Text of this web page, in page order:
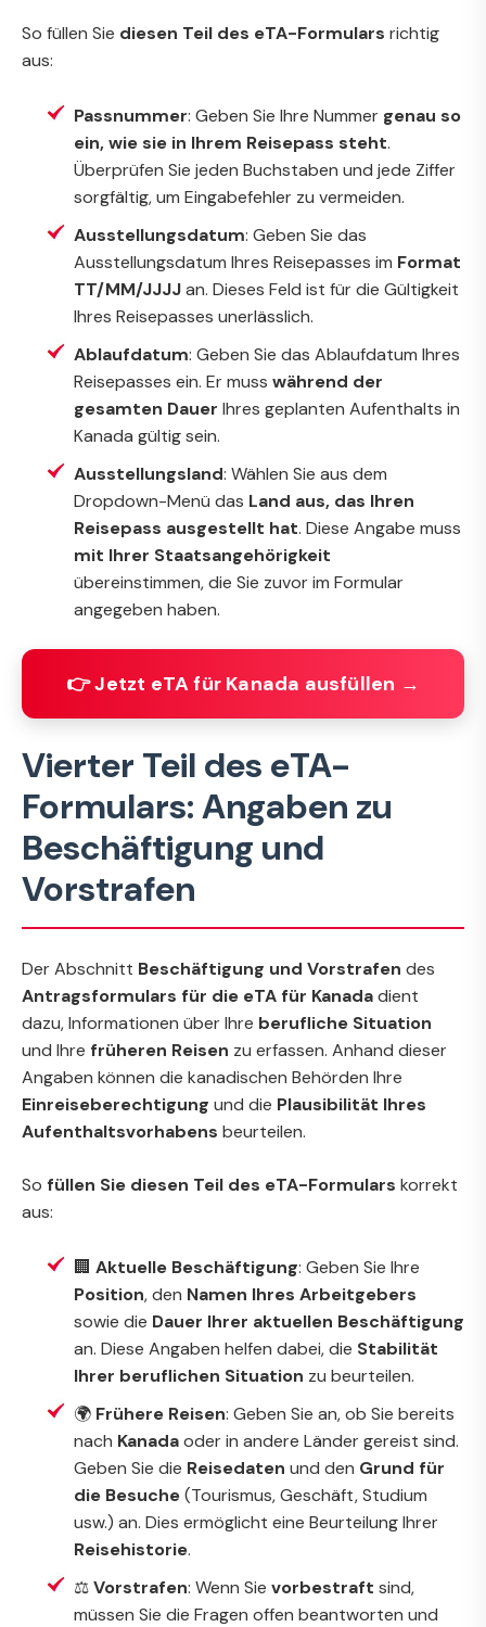
So füllen Sie diesen Teil des eTA-Formulars richtig
aus:
Passnummer: Geben Sie Ihre Nummer genau so
ein, wie sie in Ihrem Reisepass steht.
Überprüfen Sie jeden Buchstaben und jede Ziffer
sorgfältig, um Eingabefehler zu vermeiden.
Ausstellungsdatum: Geben Sie das
Ausstellungsdatum Ihres Reisepasses im Format
TT/MM/JJJJan. Dieses Feld ist für die Gültigkeit
Ihres Reisepasses unerlässlich.
Ablaufdatum: Geben Sie das Ablaufdatum Ihres
Reisepasses ein. Er muss während der
gesamten Dauer Ihres geplanten Aufenthalts in
Kanada gültig sein.
Ausstellungsland: Wählen Sie aus dem
Dropdown-Menü das Land aus, das Ihren
Reisepass ausgestellt hat. Diese Angabe muss
mit Ihrer Staatsangehörigkeit
übereinstimmen, die Sie zuvor im Formular
angegeben haben.
👉 Jetzt eTA für Kanada ausfüllen →
Vierter Teil des eTA-
Formulars: Angaben zu
Beschäftigung und
Vorstrafen
Der Abschnitt Beschäftigung und Vorstrafen des
Antragsformulars für die eTA für Kanadadient
dazu, Informationen über Ihre berufliche Situation
und Ihre früheren Reisen zu erfassen. Anhand dieser
Angaben können die kanadischen Behörden Ihre
Einreiseberechtigung und die Plausibilität Ihres
Aufenthaltsvorhabens beurteilen.
So füllen Sie diesen Teil des eTA-Formulars korrekt
aus:
🏢 Aktuelle Beschäftigung: Geben Sie Ihre
Position, den Namen Ihres Arbeitgebers
sowie die Dauer Ihrer aktuellen Beschäftigung
an. Diese Angaben helfen dabei, die Stabilität
Ihrer beruflichen Situation zu beurteilen.
🌍 Frühere Reisen: Geben Sie an, ob Sie bereits
nach Kanadaoder in andere Länder gereist sind.
Geben Sie die Reisedaten und den Grund für
die Besuche(Tourismus, Geschäft, Studium
usw.) an. Dies ermöglicht eine Beurteilung Ihrer
Reisehistorie.
⚖️Vorstrafen: Wenn Sie vorbestraft sind,
müssen Sie die Fragen offen beantworten und